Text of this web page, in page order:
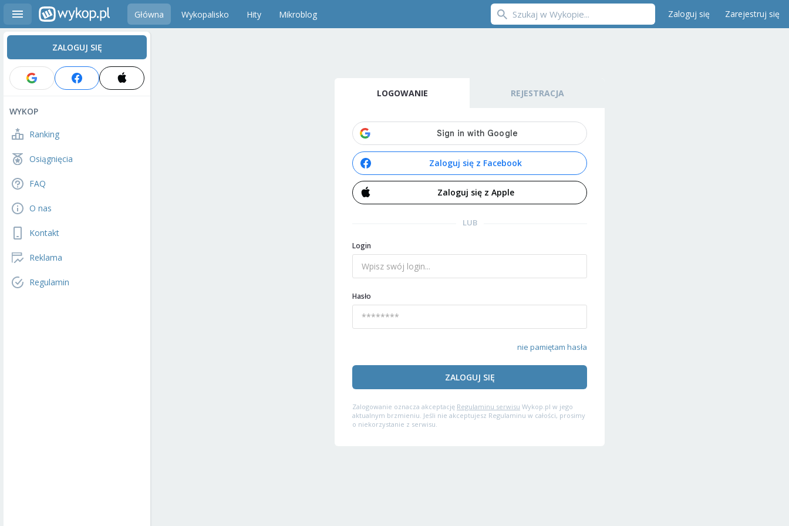
Główna Wykopalisko Hity Mikroblog Zaloguj się Zarejestruj się
ZALOGUJ SIĘ
WYKOP
Ranking
Osiągnięcia
FAQ
O nas
Kontakt
Reklama
Regulamin
LOGOWANIE REJESTRACJA
Zaloguj się z Facebook
Zaloguj się z Apple
LUB
Login
Hasło
nie pamiętam hasła
ZALOGUJ SIĘ
Zalogowanie oznacza akceptację Regulaminu serwisu Wykop.pl w jego
aktualnym brzmieniu. Jeśli nie akceptujesz Regulaminu w całości, prosimy
o niekorzystanie z serwisu.